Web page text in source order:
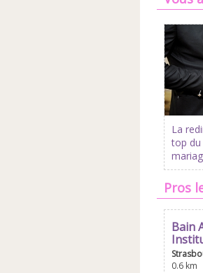
La
top du
Pros
Bain
0.6 km